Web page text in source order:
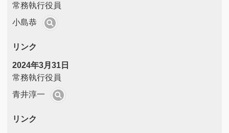
常務執行役員
小島恭
リンク
2024年3月31日
常務執行役員
青井淳一
リンク